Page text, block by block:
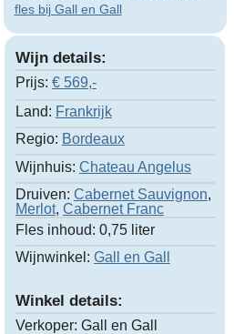
fles bij Gall en Gall
Wijn details:
Prijs: € 569,-
Land: Frankrijk
Regio: Bordeaux
Wijnhuis: Chateau Angelus
Druiven: Cabernet Sauvignon,
Merlot, Cabernet Franc
Fles inhoud: 0,75 liter
Wijnwinkel: Gall en Gall
Winkel details:
Verkoper: Gall en Gall